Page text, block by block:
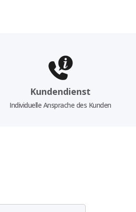
Kundendienst
Individuelle Ansprache des Kunden